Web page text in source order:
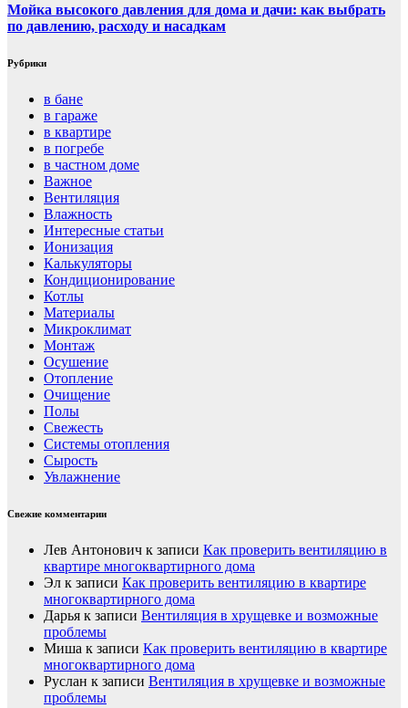
Мойка высокого давления для дома и дачи: как выбрать
по давлению, расходу и насадкам
Рубрики
в бане
в гараже
в квартире
в погребе
в частном доме
Важное
Вентиляция
Влажность
Интересные статьи
Ионизация
Калькуляторы
Кондиционирование
Котлы
Материалы
Микроклимат
Монтаж
Осушение
Отопление
Очищение
Полы
Свежесть
Системы отопления
Сырость
Увлажнение
Свежие комментарии
Лев Антонович к записи Как проверить вентиляцию в
квартире многоквартирного дома
Эл к записи Как проверить вентиляцию в квартире
многоквартирного дома
Дарья к записи Вентиляция в хрущевке и возможные
проблемы
Миша к записи Как проверить вентиляцию в квартире
многоквартирного дома
Руслан к записи Вентиляция в хрущевке и возможные
проблемы